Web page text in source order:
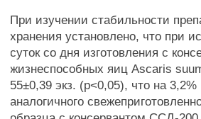
При изучении стабильности
хранения установлено, что при
суток со дня изготовления с
жизнеспособных яиц Ascaris
55±0,39 экз. (р<0,05), что на
аналогичного